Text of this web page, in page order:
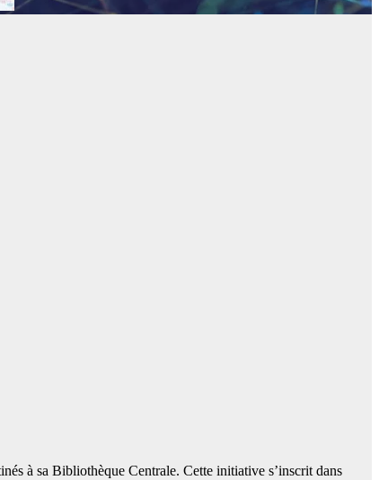
à sa Bibliothèque Centrale. Cette initiative s’inscrit dans